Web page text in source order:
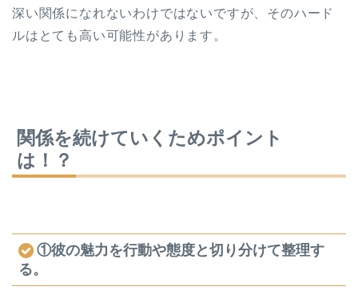
深い関係になれないわけではないですが、そのハード
ルはとても高い可能性があります。
関係を続けていくためポイント
は！？
①彼の魅力を行動や態度と切り分けて整理す
る。